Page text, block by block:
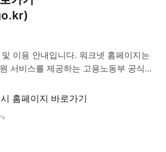
이용 안내입니다. 워크넷 홈페이지는
서비스를 제공하는 고용노동부 공식…
홈페이지 바로가기
일